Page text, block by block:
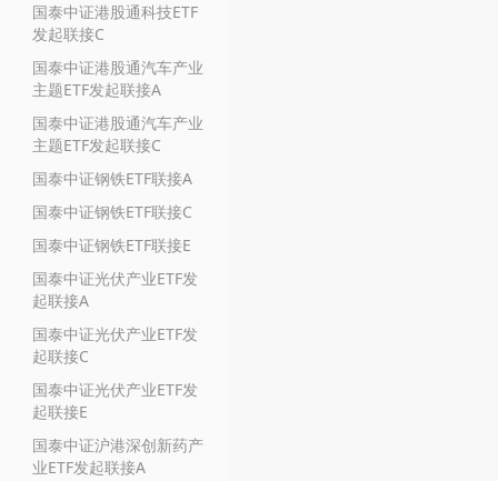
国泰中证港股通科技ETF
发起联接C
国泰中证港股通汽车产业
主题ETF发起联接A
国泰中证港股通汽车产业
主题ETF发起联接C
国泰中证钢铁ETF联接A
国泰中证钢铁ETF联接C
国泰中证钢铁ETF联接E
国泰中证光伏产业ETF发
起联接A
国泰中证光伏产业ETF发
起联接C
国泰中证光伏产业ETF发
起联接E
国泰中证沪港深创新药产
业ETF发起联接A